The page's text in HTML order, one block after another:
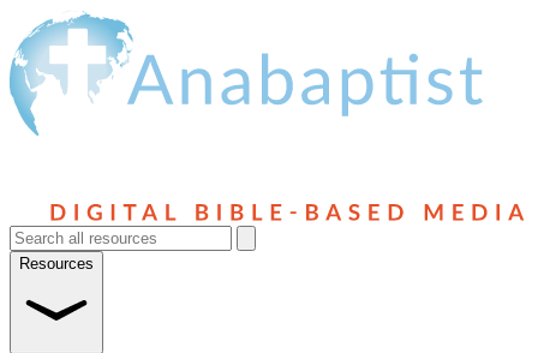
Resources